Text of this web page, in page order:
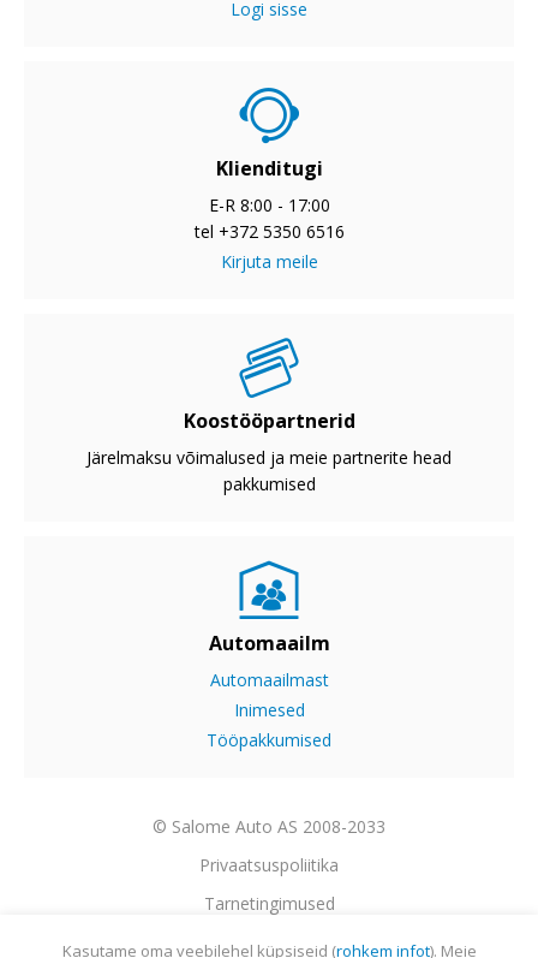
Logi sisse
Klienditugi
E-R 8:00 - 17:00
tel +372 5350 6516
Kirjuta meile
Koostööpartnerid
Järelmaksu võimalused ja meie partnerite head
pakkumised
Automaailm
Automaailmast
Inimesed
Tööpakkumised
© Salome Auto AS 2008-2033
Privaatsuspoliitika
Tarnetingimused
Garantii
Kasutame oma veebilehel küpsiseid (rohkem infot). Meie